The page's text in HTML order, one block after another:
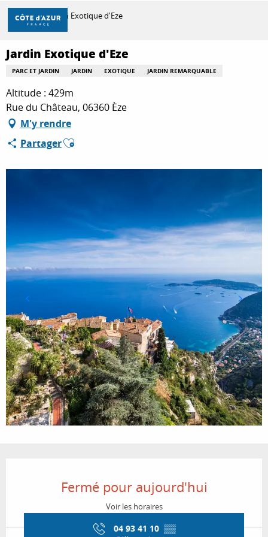
Aller
contenu
principal
DÉCOUVRIR
À FAIRE
SÉJOURNER
Accueil Jardin Exotique d'Eze
Jardin Exotique d'Eze
PARC ET JARDIN JARDIN EXOTIQUE JARDIN REMARQUABLE
Altitude : 429m
Rue du Château, 06360 Èze
M'y rendre
PartagerAjouter aux favoris
Fermé pour aujourd'hui
Voir les horaires
04 93 41 10 ▒▒